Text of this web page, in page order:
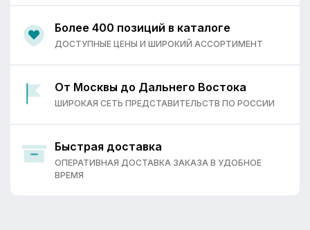
Более 400 позиций в каталоге
ДОСТУПНЫЕ ЦЕНЫ И ШИРОКИЙ АССОРТИМЕНТ
От Москвы до Дальнего Востока
ШИРОКАЯ СЕТЬ ПРЕДСТАВИТЕЛЬСТВ ПО РОССИИ
Быстрая доставка
ОПЕРАТИВНАЯ ДОСТАВКА ЗАКАЗА В УДОБНОЕ
ВРЕМЯ